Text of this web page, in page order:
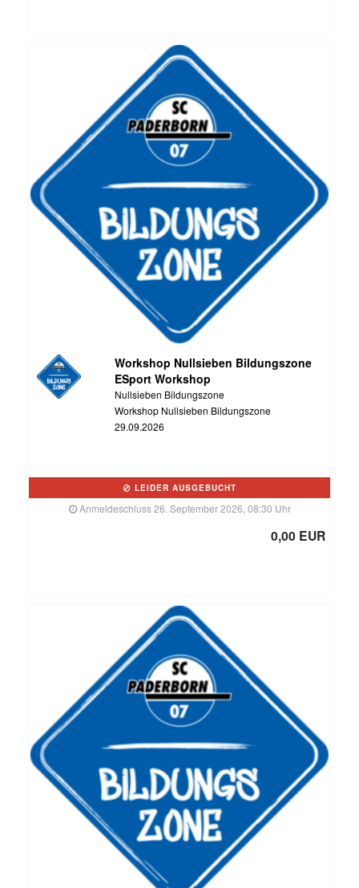
Workshop Nullsieben Bildungszone
ESport Workshop
Nullsieben Bildungszone
Workshop Nullsieben Bildungszone
29.09.2026
LEIDER AUSGEBUCHT
Anmeldeschluss 26. September 2026, 08:30 Uhr
0,00 EUR